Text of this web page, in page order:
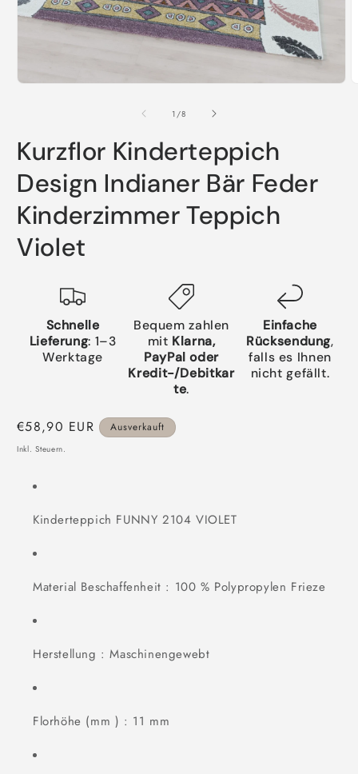
1 /von
8
Kurzflor Kinderteppich
Design Indianer Bär Feder
Kinderzimmer Teppich
Violet
Schnelle
Lieferung: 1–3
Werktage
Bequem zahlen
mit Klarna,
PayPal oder
Kredit-/Debitkar
te.
Einfache
Rücksendung,
falls es Ihnen
nicht gefällt.
Normaler
Preis
€58,90 EUR Ausverkauft
Inkl. Steuern.
Kinderteppich FUNNY 2104 VIOLET
Material Beschaffenheit : 100 % Polypropylen Frieze
Herstellung : Maschinengewebt
Florhöhe (mm ) : 11 mm